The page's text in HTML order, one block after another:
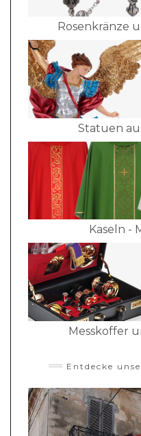
Rosenkränze
Statuen
Kaseln -
Messkoffer
Entdecke